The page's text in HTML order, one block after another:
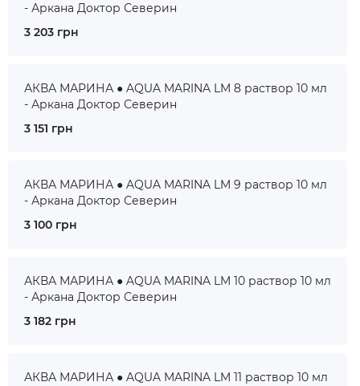
- Аркана Доктор Северин
3 203 грн
АКВА МАРИНА ● AQUA MARINA LM 8 раствор 10 мл
- Аркана Доктор Северин
3 151 грн
АКВА МАРИНА ● AQUA MARINA LM 9 раствор 10 мл
- Аркана Доктор Северин
3 100 грн
АКВА МАРИНА ● AQUA MARINA LM 10 раствор 10 мл
- Аркана Доктор Северин
3 182 грн
АКВА МАРИНА ● AQUA MARINA LM 11 раствор 10 мл